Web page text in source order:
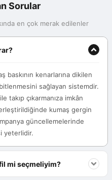
Sorular
en çok merak edilenler
baskının kenarlarına dikilen
sağlayan sistemdir.
takıp çıkarmanıza imkân
kumaş gergin
güncellemelerinde
yeterlidir.
mi seçmeliyim?